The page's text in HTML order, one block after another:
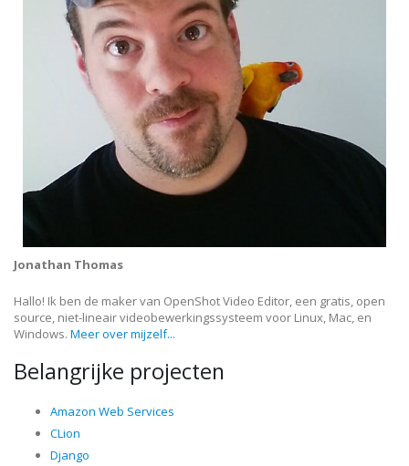
Jonathan Thomas
Hallo! Ik ben de maker van OpenShot Video Editor, een gratis, open
source, niet-lineair videobewerkingssysteem voor Linux, Mac, en
Windows. Meer over mijzelf...
Belangrijke projecten
Amazon Web Services
CLion
Django